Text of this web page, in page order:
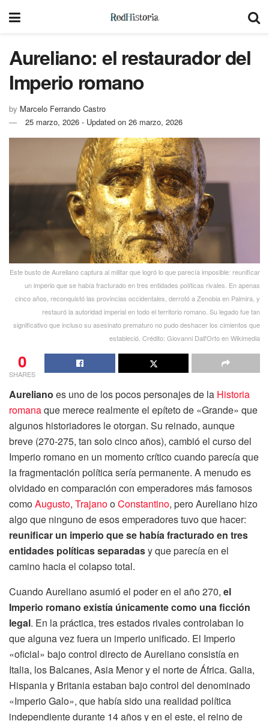
Aureliano: el restaurador del
Imperio romano
by Marcelo Ferrando Castro
25 marzo, 2026 - Updated on 26 marzo, 2026
Este busto de Aureliano captura al militar que logró lo que parecía imposible: reunificar
un imperio que se había fracturado en tres entidades políticas rivales. En apenas
cinco años, reconquistó las provincias occidentales, derrotó a Zenobia en Palmira, y
restauró la autoridad imperial en todo el territorio romano. Su legado fue tan
significativo que incluso su asesinato prematuro no pudo deshacer los cimientos que
estableció. Crédito: Giovanni Dall'Orto en Wikimedia
0
SHARES
Aureliano es uno de los pocos personajes de la Historia
romanaque merece realmente el epíteto de «Grande» que
algunos historiadores le otorgan. Su reinado, aunque
breve (270-275, tan solo cinco años), cambió el curso del
Imperio romano en un momento crítico cuando parecía que
la fragmentación política sería permanente. A menudo es
olvidado en comparación con emperadores más famosos
comoAugusto, TrajanooConstantino, pero Aureliano hizo
algo que ninguno de esos emperadores tuvo que hacer:
reunificar un imperio que se había fracturado en tres
entidades políticas separadasy que parecía en el
camino hacia el colapso total.
Cuando Aureliano asumió el poder en el año 270, el
Imperio romano existía únicamente como una ficción
legal. En la práctica, tres estados rivales controlaban lo
que alguna vez fuera un imperio unificado. El Imperio
«oficial» bajo control directo de Aureliano consistía en
Italia, los Balcanes, Asia Menor y el norte de África. Galia,
Hispania y Britania estaban bajo control del denominado
«Imperio Galo», que había sido una realidad política
independiente durante 14 años y en el este, el reino de